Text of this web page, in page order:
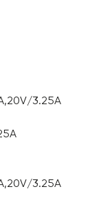
3.25A
3.25A